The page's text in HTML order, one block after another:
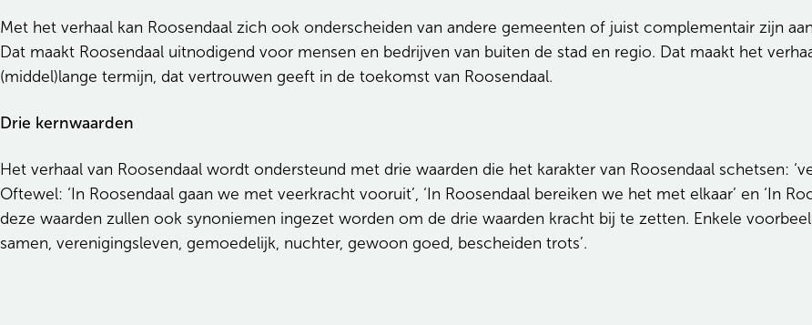
Met het verhaal kan Roosendaal zich ook onderscheiden van andere gemeenten of juist complementair zijn
Dat maakt Roosendaal uitnodigend voor mensen en bedrijven van buiten de stad en regio. Dat maakt het
(middel)lange termijn, dat vertrouwen geeft in de toekomst van Roosendaal.
Drie kernwaarden
Het verhaal van Roosendaal wordt ondersteund met drie waarden die het karakter van Roosendaal schetsen:
Oftewel: ‘In Roosendaal gaan we met veerkracht vooruit’, ‘In Roosendaal bereiken we het met elkaar’ en ‘In
deze waarden zullen ook synoniemen ingezet worden om de drie waarden kracht bij te zetten. Enkele
samen, verenigingsleven, gemoedelijk, nuchter, gewoon goed, bescheiden trots’.